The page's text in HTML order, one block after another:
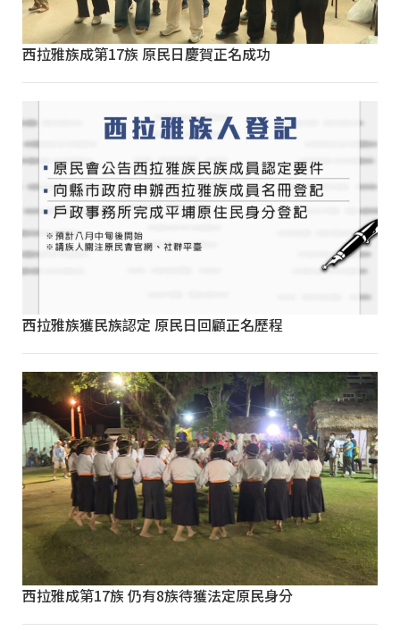
西拉雅族成第17族 原民日慶賀正名成功
西拉雅族獲民族認定 原民日回顧正名歷程
西拉雅成第17族 仍有8族待獲法定原民身分